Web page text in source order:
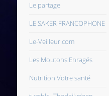
Le partage
LE SAKER FRANCOPHONE
Le-Veilleur.com
Les Moutons Enragés
Nutrition Votre santé